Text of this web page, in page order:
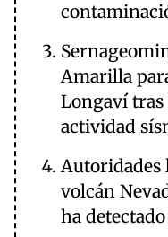
Amarilla
Longaví
actividad
Autoridades
volcán
ha